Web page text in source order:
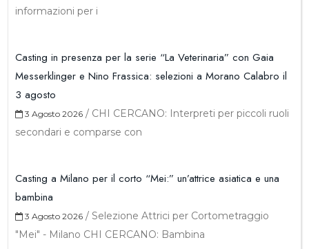
informazioni per i
Casting in presenza per la serie “La Veterinaria” con Gaia
Messerklinger e Nino Frassica: selezioni a Morano Calabro il
3 agosto
3 Agosto 2026 / CHI CERCANO: Interpreti per piccoli ruoli
secondari e comparse con
Casting a Milano per il corto “Mei:” un’attrice asiatica e una
bambina
3 Agosto 2026 / Selezione Attrici per Cortometraggio
"Mei" - Milano CHI CERCANO: Bambina